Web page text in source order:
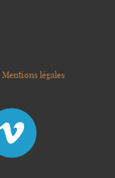
Mentions légales